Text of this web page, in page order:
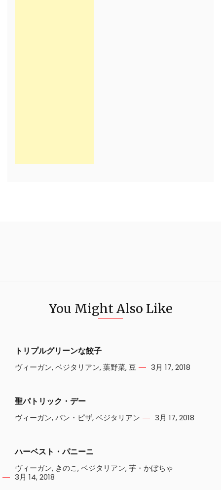
You Might Also Like
トリプルグリーンな餃子
ヴィーガン,ベジタリアン,葉野菜,豆 3月 17, 2018
聖パトリック・デー
ヴィーガン,パン・ピザ,ベジタリアン 3月 17, 2018
ハーベスト・パニーニ
ヴィーガン, きのこ,ベジタリアン,芋・かぼちゃ
3月 14, 2018